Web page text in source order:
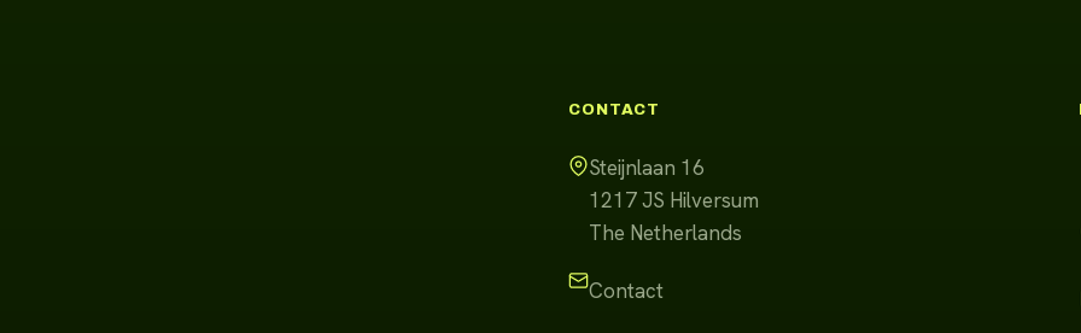
CONTACT
Steijnlaan 16
1217 JS Hilversum
The Netherlands
Contact